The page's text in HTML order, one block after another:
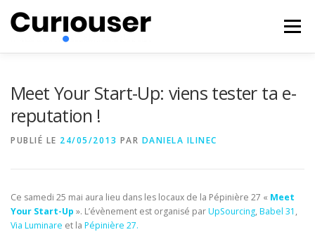
contenu
Menu
Meet Your Start-Up: viens tester ta e-
reputation !
PUBLIÉ LE 24/05/2013 PAR DANIELA ILINEC
Ce samedi 25 mai aura lieu dans les locaux de la Pépinière 27 « Meet
Your Start-Up ». L’évènement est organisé parUpSourcing, Babel 31 ,
Via Luminare et la Pépinière 27.